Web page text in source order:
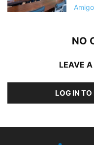
NO
LEAVE A
LOG IN